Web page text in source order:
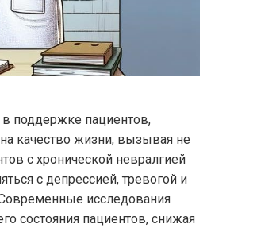
поддержке пациентов,
качество жизни, вызывая не
с хронической невралгией
с депрессией, тревогой и
исследования
состояния пациентов, снижая